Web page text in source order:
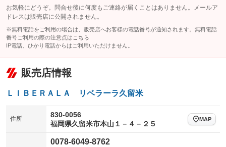
お気軽にどうぞ。問合せ後に何度もご連絡が届くことはありません。メールア
ドレスは販売店に公開されません。
※無料電話をご利用の場合は、販売店へお客様の電話番号が通知されます。無料電話
番号ご利用の際の注意点は こちら
IP電話、ひかり電話からはご利用いただけません。
販売店情報
ＬＩＢＥＲＡＬＡ リベラーラ久留米
住所
830-0056
福岡県久留米市本山１－４－２５
MAP
0078-6049-8762